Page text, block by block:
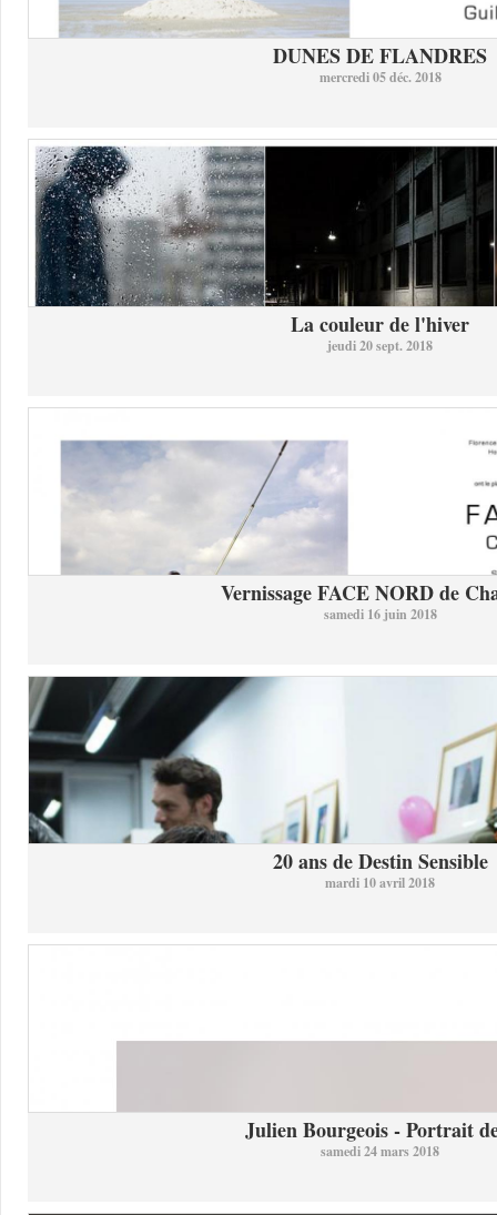
DUNES DE FLANDRES
mercredi 05 déc. 2018
La couleur de l'hiver
jeudi 20 sept. 2018
Vernissage FACE NORD de
samedi 16 juin 2018
20 ans de Destin Sensible
mardi 10 avril 2018
Julien Bourgeois - Portrait
samedi 24 mars 2018